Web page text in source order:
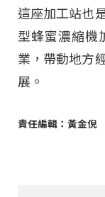
這座加工站也
型蜂蜜濃縮機
業，帶動地方
展。
責任編輯：黃金倪